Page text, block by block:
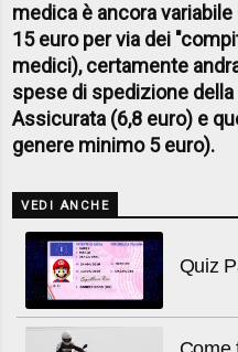
medica è ancora
15 euro per via dei
medici), certamente
spese di spedizione
Assicurata (6,8 euro) e
genere minimo 5 euro).
VEDI ANCHE
Quiz